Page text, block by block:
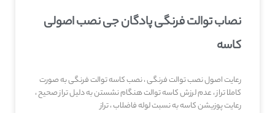
نصاب توالت فرنگی پادگان جی نصب اصولی
کاسه
رعایت اصول نصب توالت فرنگی ، نصب کاسه توالت فرنگی به صورت
کاملا تراز ، عدم لرزش کاسه توالت هنگام نشستن به دلیل تراز صحیح ،
رعایت پوزیشن کاسه به نسبت لوله فاضلاب ، تراز